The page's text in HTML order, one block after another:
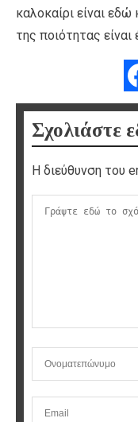
καλοκαίρι είναι
της ποιότητας είναι
Σχολιάστε
Η διεύθυνση του